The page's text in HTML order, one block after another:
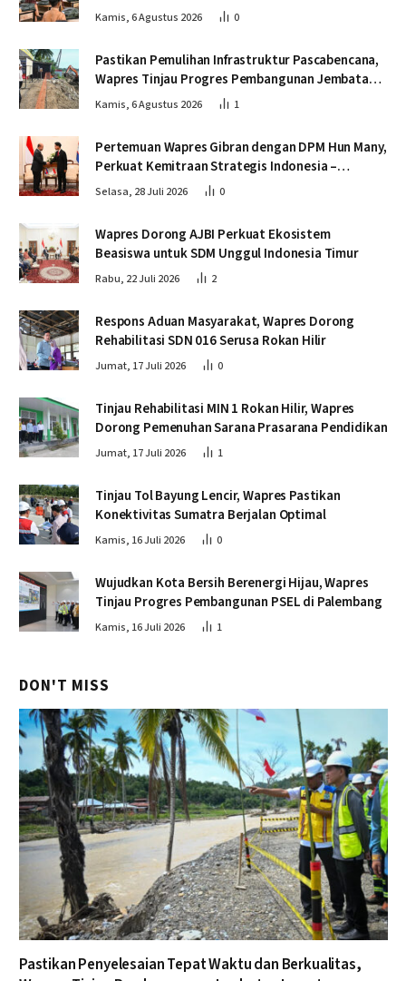
Pascabencana
Kamis, 6 Agustus 2026 0
Pastikan Pemulihan Infrastruktur Pascabencana,
Wapres Tinjau Progres Pembangunan Jembatan
Krueng Tingkeum Bireuen
Kamis, 6 Agustus 2026 1
Pertemuan Wapres Gibran dengan DPM Hun Many,
Perkuat Kemitraan Strategis Indonesia –
Kamboja
Selasa, 28 Juli 2026 0
Wapres Dorong AJBI Perkuat Ekosistem
Beasiswa untuk SDM Unggul Indonesia Timur
Rabu, 22 Juli 2026 2
Respons Aduan Masyarakat, Wapres Dorong
Rehabilitasi SDN 016 Serusa Rokan Hilir
Jumat, 17 Juli 2026 0
Tinjau Rehabilitasi MIN 1 Rokan Hilir, Wapres
Dorong Pemenuhan Sarana Prasarana Pendidikan
Jumat, 17 Juli 2026 1
Tinjau Tol Bayung Lencir, Wapres Pastikan
Konektivitas Sumatra Berjalan Optimal
Kamis, 16 Juli 2026 0
Wujudkan Kota Bersih Berenergi Hijau, Wapres
Tinjau Progres Pembangunan PSEL di Palembang
Kamis, 16 Juli 2026 1
DON'T MISS
Pastikan Penyelesaian Tepat Waktu dan Berkualitas,